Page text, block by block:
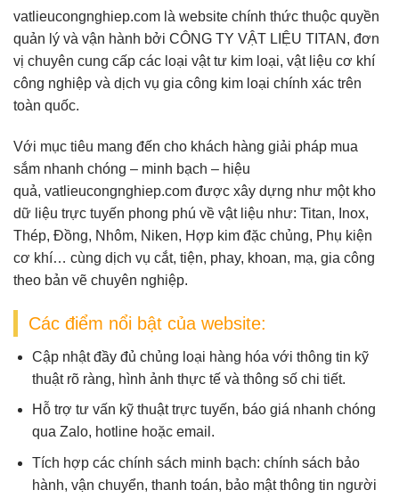
vatlieucongnghiep.com là website chính thức thuộc quyền
quản lý và vận hành bởi CÔNG TY VẬT LIỆU TITAN , đơn
vị chuyên cung cấp các loại vật tư kim loại, vật liệu cơ khí
công nghiệp và dịch vụ gia công kim loại chính xác trên
toàn quốc.
Với mục tiêu mang đến cho khách hàng giải pháp mua
sắm nhanh chóng – minh bạch – hiệu
quả, vatlieucongnghiep.com được xây dựng như một kho
dữ liệu trực tuyến phong phú về vật liệu như: Titan, Inox,
Thép, Đồng, Nhôm, Niken, Hợp kim đặc chủng, Phụ kiện
cơ khí… cùng dịch vụ cắt, tiện, phay, khoan, mạ, gia công
theo bản vẽ chuyên nghiệp.
Các điểm nổi bật của website:
Cập nhật đầy đủ chủng loại hàng hóa với thông tin kỹ
thuật rõ ràng, hình ảnh thực tế và thông số chi tiết.
Hỗ trợ tư vấn kỹ thuật trực tuyến, báo giá nhanh chóng
qua Zalo, hotline hoặc email.
Tích hợp các chính sách minh bạch: chính sách bảo
hành, vận chuyển, thanh toán, bảo mật thông tin người